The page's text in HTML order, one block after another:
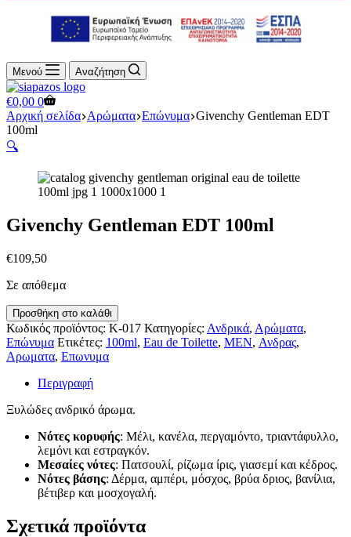
Μενού Αναζήτηση
Shopping
cart
€0,00 0
Αρχική σελίδα Αρώματα Επώνυμα Givenchy Gentleman EDT
100ml
🔍
Givenchy Gentleman EDT 100ml
€109,50
Σε απόθεμα
Givenchy
Gentleman
EDT
100ml
ποσότητα
Προσθήκη στο καλάθι
Κωδικός προϊόντος: K-017 Κατηγορίες: Ανδρικά, Αρώματα,
Επώνυμα Ετικέτες: 100ml, Eau de Toilette, MEN, Ανδρας,
Αρωματα, Επωνυμα
Περιγραφή
Ξυλώδες ανδρικό άρωμα.
Νότες κορυφής: Μέλι, κανέλα, περγαμόντο, τριαντάφυλλο,
λεμόνι και εστραγκόν.
Μεσαίες νότες: Πατσουλί, ρίζωμα ίρις, γιασεμί και κέδρος.
Νότες βάσης: Δέρμα, αμπέρι, μόσχος, βρύα δριος, βανίλια,
βέτιβερ και μοσχογαλή.
Σχετικά προϊόντα